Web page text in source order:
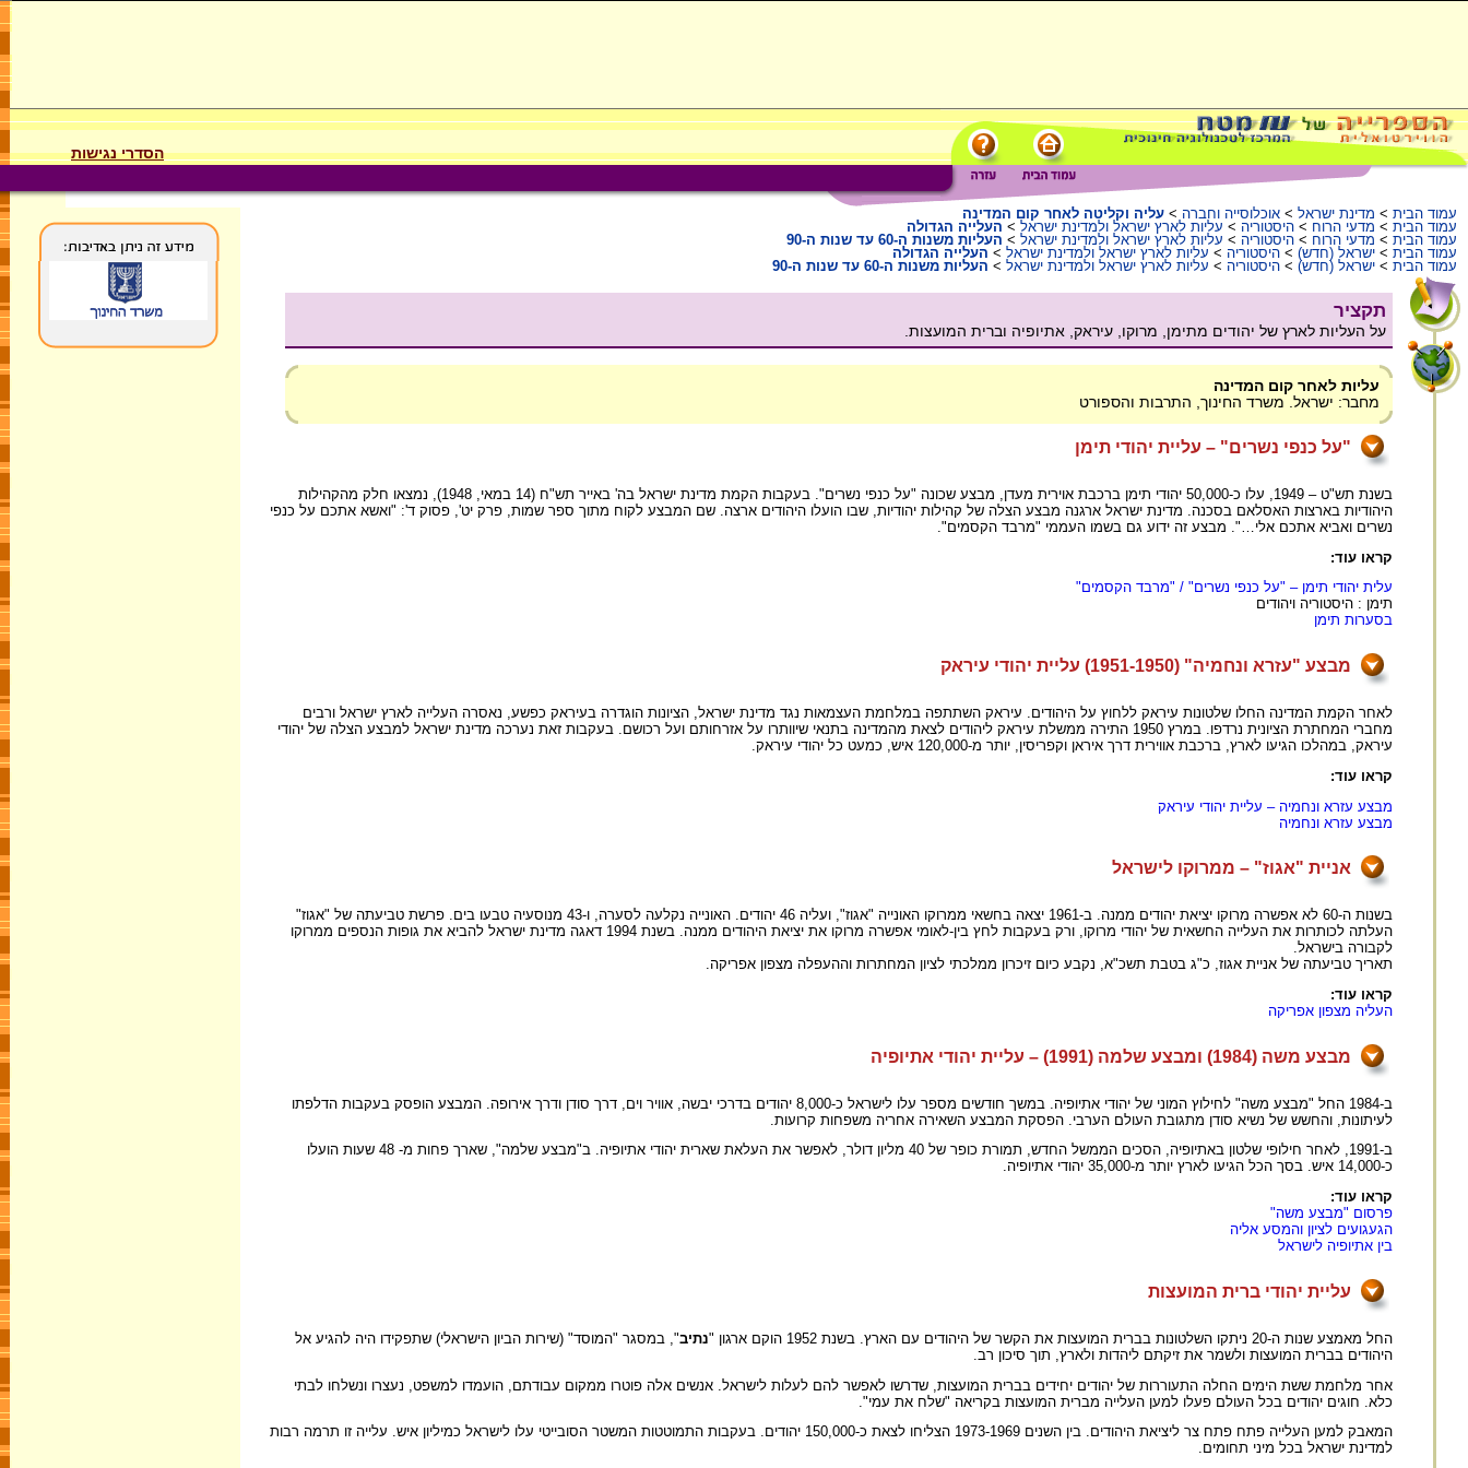
הסדרי נגישות
עמוד הבית > מדינת ישראל > אוכלוסייה וחברה > עליה וקליטה לאחר קום המדינה
עמוד הבית > מדעי הרוח > היסטוריה > עליות לארץ ישראל ולמדינת ישראל > העלייה הגדולה
עמוד הבית > מדעי הרוח > היסטוריה > עליות לארץ ישראל ולמדינת ישראל > העליות משנות ה-60 עד שנות ה-90
עמוד הבית > ישראל (חדש) > היסטוריה > עליות לארץ ישראל ולמדינת ישראל > העלייה הגדולה
עמוד הבית > ישראל (חדש) > היסטוריה > עליות לארץ ישראל ולמדינת ישראל > העליות משנות ה-60 עד שנות ה-90
תקציר
על העליות לארץ של יהודים מתימן, מרוקו, עיראק, אתיופיה וברית המועצות.
עליות לאחר קום המדינה
מחבר: ישראל. משרד החינוך, התרבות והספורט
"על כנפי נשרים" – עליית יהודי תימן
בשנת תש"ט – 1949, עלו כ-50,000 יהודי תימן ברכבת אוירית מעדן, מבצע שכונה "על כנפי נשרים". בעקבות הקמת מדינת ישראל בה' באייר תש"ח (14 במאי, 1948), נמצאו חלק מהקהילות
היהודיות בארצות האסלאם בסכנה. מדינת ישראל ארגנה מבצע הצלה של קהילות יהודיות, שבו הועלו היהודים ארצה. שם המבצע לקוח מתוך ספר שמות, פרק יט', פסוק ד': "ואשא אתכם על כנפי
נשרים ואביא אתכם אלי…". מבצע זה ידוע גם בשמו העממי "מרבד הקסמים".
קראו עוד:
עלית יהודי תימן – "על כנפי נשרים" / "מרבד הקסמים"
תימן : היסטוריה ויהודים
בסערות תימן
מבצע "עזרא ונחמיה" (1951-1950) עליית יהודי עיראק
לאחר הקמת המדינה החלו שלטונות עיראק ללחוץ על היהודים. עיראק השתתפה במלחמת העצמאות נגד מדינת ישראל, הציונות הוגדרה בעיראק כפשע, נאסרה העלייה לארץ ישראל ורבים
מחברי המחתרת הציונית נרדפו. במרץ 1950 התירה ממשלת עיראק ליהודים לצאת מהמדינה בתנאי שיוותרו על אזרחותם ועל רכושם. בעקבות זאת נערכה מדינת ישראל למבצע הצלה של יהודי
עיראק, במהלכו הגיעו לארץ, ברכבת אווירית דרך איראן וקפריסין, יותר מ-120,000 איש, כמעט כל יהודי עיראק.
קראו עוד:
מבצע עזרא ונחמיה – עליית יהודי עיראק
מבצע עזרא ונחמיה
אניית "אגוז" – ממרוקו לישראל
בשנות ה-60 לא אפשרה מרוקו יציאת יהודים ממנה. ב-1961 יצאה בחשאי ממרוקו האונייה "אגוז", ועליה 46 יהודים. האונייה נקלעה לסערה, ו-43 מנוסעיה טבעו בים. פרשת טביעתה של "אגוז"
העלתה לכותרות את העלייה החשאית של יהודי מרוקו, ורק בעקבות לחץ בין-לאומי אפשרה מרוקו את יציאת היהודים ממנה. בשנת 1994 דאגה מדינת ישראל להביא את גופות הנספים ממרוקו
לקבורה בישראל.
תאריך טביעתה של אניית אגוז, כ"ג בטבת תשכ"א, נקבע כיום זיכרון ממלכתי לציון המחתרות וההעפלה מצפון אפריקה.
קראו עוד:
העליה מצפון אפריקה
מבצע משה (1984) ומבצע שלמה (1991) – עליית יהודי אתיופיה
ב-1984 החל "מבצע משה" לחילוץ המוני של יהודי אתיופיה. במשך חודשים מספר עלו לישראל כ-8,000 יהודים בדרכי יבשה, אוויר וים, דרך סודן ודרך אירופה. המבצע הופסק בעקבות הדלפתו
לעיתונות, והחשש של נשיא סודן מתגובת העולם הערבי. הפסקת המבצע השאירה אחריה משפחות קרועות.
ב-1991, לאחר חילופי שלטון באתיופיה, הסכים הממשל החדש, תמורת כופר של 40 מליון דולר, לאפשר את העלאת שארית יהודי אתיופיה. ב"מבצע שלמה", שארך פחות מ- 48 שעות הועלו
כ-14,000 איש. בסך הכל הגיעו לארץ יותר מ-35,000 יהודי אתיופיה.
קראו עוד:
פרסום "מבצע משה"
הגעגועים לציון והמסע אליה
בין אתיופיה לישראל
עליית יהודי ברית המועצות
החל מאמצע שנות ה-20 ניתקו השלטונות בברית המועצות את הקשר של היהודים עם הארץ. בשנת 1952 הוקם ארגון " נתיב", במסגר "המוסד" (שירות הביון הישראלי) שתפקידו היה להגיע אל
היהודים בברית המועצות ולשמר את זיקתם ליהדות ולארץ, תוך סיכון רב.
אחר מלחמת ששת הימים החלה התעוררות של יהודים יחידים בברית המועצות, שדרשו לאפשר להם לעלות לישראל. אנשים אלה פוטרו ממקום עבודתם, הועמדו למשפט, נעצרו ונשלחו לבתי
כלא. חוגים יהודים בכל העולם פעלו למען העלייה מברית המועצות בקריאה "שלח את עמי".
המאבק למען העלייה פתח פתח צר ליציאת היהודים. בין השנים 1973-1969 הצליחו לצאת כ-150,000 יהודים. בעקבות התמוטטות המשטר הסובייטי עלו לישראל כמיליון איש. עלייה זו תרמה רבות
למדינת ישראל בכל מיני תחומים.